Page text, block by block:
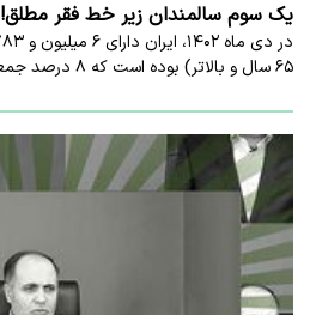
یک سوم سالمندان زیر خط فقر مطلق!
۶۵ سال و بالاتر) بوده است که ۸ درصد جمعیت کل…